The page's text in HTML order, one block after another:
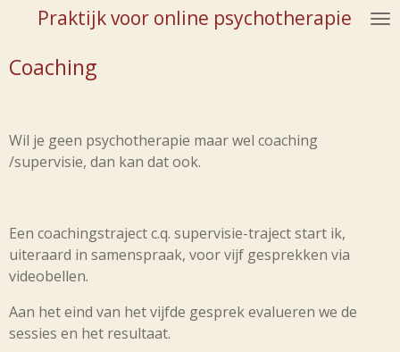
naar
Praktijk voor online psychotherapie
Coaching
Wil je geen psychotherapie maar wel coaching
/supervisie, dan kan dat ook.
Een coachingstraject c.q. supervisie-traject start ik,
uiteraard in samenspraak, voor vijf gesprekken via
videobellen.
Aan het eind van het vijfde gesprek evalueren we de
sessies en het resultaat.